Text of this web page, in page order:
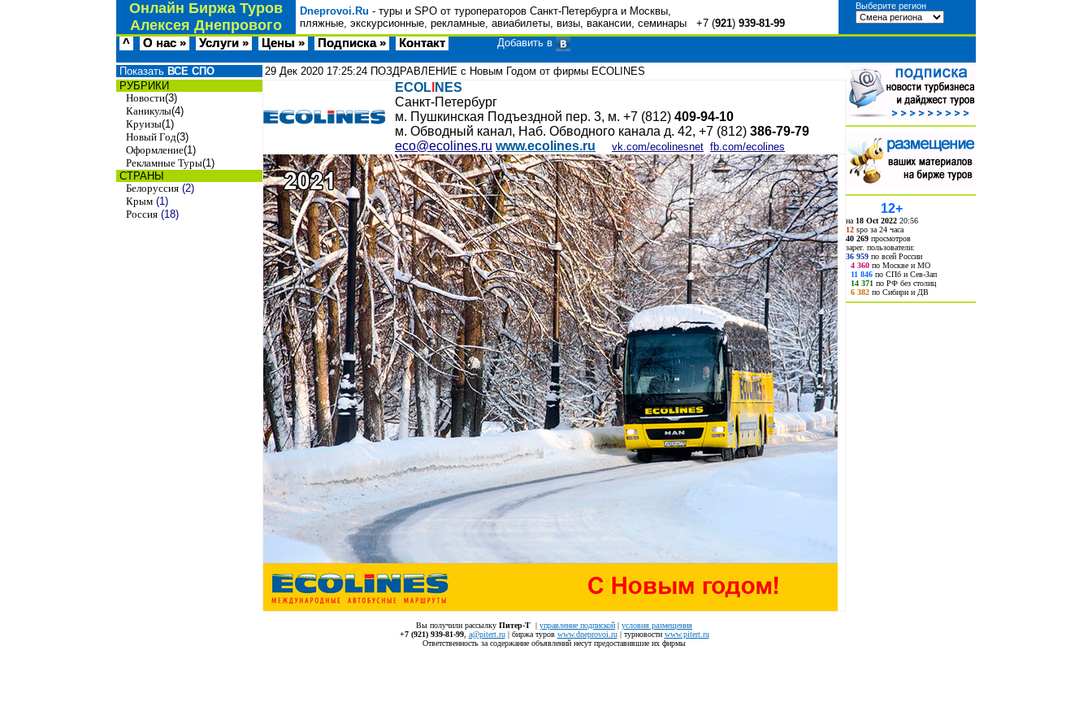
Онлайн Биржа Туров
Алексея Днепрового
Dneprovoi.Ru - туры и SPO от туроператоров Санкт-Петербурга и Москвы,
пляжные, экскурсионные, рекламные, авиабилеты, визы, вакансии, семинары +7 (921) 939-81-99
Выберите регион
^ О нас » Услуги » Цены » Подписка » Контакт Добавить в
Показать ВСЕ СПО
РУБРИКИ
Новости(3)
Каникулы(4)
Круизы(1)
Новый Год(3)
Оформление(1)
Рекламные Туры(1)
СТРАНЫ
Белоруссия (2)
Крым (1)
Россия (18)
29 Дек 2020 17:25:24 ПОЗДРАВЛЕНИЕ с Новым Годом от фирмы ECOLINES
ECOL NES
Санкт-Петербург
м. Пушкинская Подъездной пер. 3, м. +7 (812) 409-94-10
м. Обводный канал, Наб. Обводного канала д. 42, +7 (812) 386-79-79
eco@ecolines.ru www.ecolines.ru vk.com/ecolinesnet fb.com/ecolines
Вы получили рассылку Питер-Т | управление подпиской | условия размещения
+7 (921) 939-81-99, a@pitert.ru| биржа туров www.dneprovoi.ru| турновости www.pitert.ru
Ответственность за содержание объявлений несут предоставившие их фирмы
12+
на 18 Oct 2022 20:56
12 spo за 24 часа
40 269 просмотров
зарег. пользователи:
36 959 по всей России
4 360 по Москве и МО
11 846 по СПб и Сев-Зап
14 371 по РФ без столиц
6 382 по Сибири и ДВ